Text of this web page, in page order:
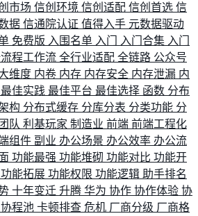
市场 信创环境 信创适配 信创首选 信
据 信通院认证 值得入手 元数据驱动
免费版 入围名单 入门 入门合集 入门
程工作流 全行业适配 全链路 公众号
维度 内卷 内存 内存安全 内存泄漏 内
最佳实践 最佳平台 最佳选择 函数 分布
构 分布式缓存 分库分表 分类功能 分
队 利基玩家 制造业 前端 前端工程化
组件 副业 办公场景 办公效率 办公流
功能最强 功能堆砌 功能对比 功能开
功能拓展 功能权限 功能逻辑 助手排名
十年变迁 升腾 华为 协作 协作体验 协
协程池 卡顿排查 危机 厂商分级 厂商格